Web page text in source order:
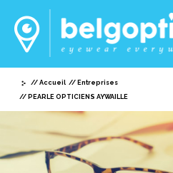
Accueil
Entreprises
PEARLE OPTICIENS AYWAILLE